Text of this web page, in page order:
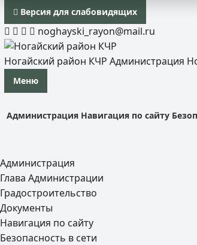
Версия для слабовидящих
noghayski_rayon@mail.ru
Ногайский район КЧР Администрация
Меню
Администрация Навигация по сайту
Администрация
Глава Администрации
Градостроительство
Документы
Навигация по сайту
Безопасность в сети